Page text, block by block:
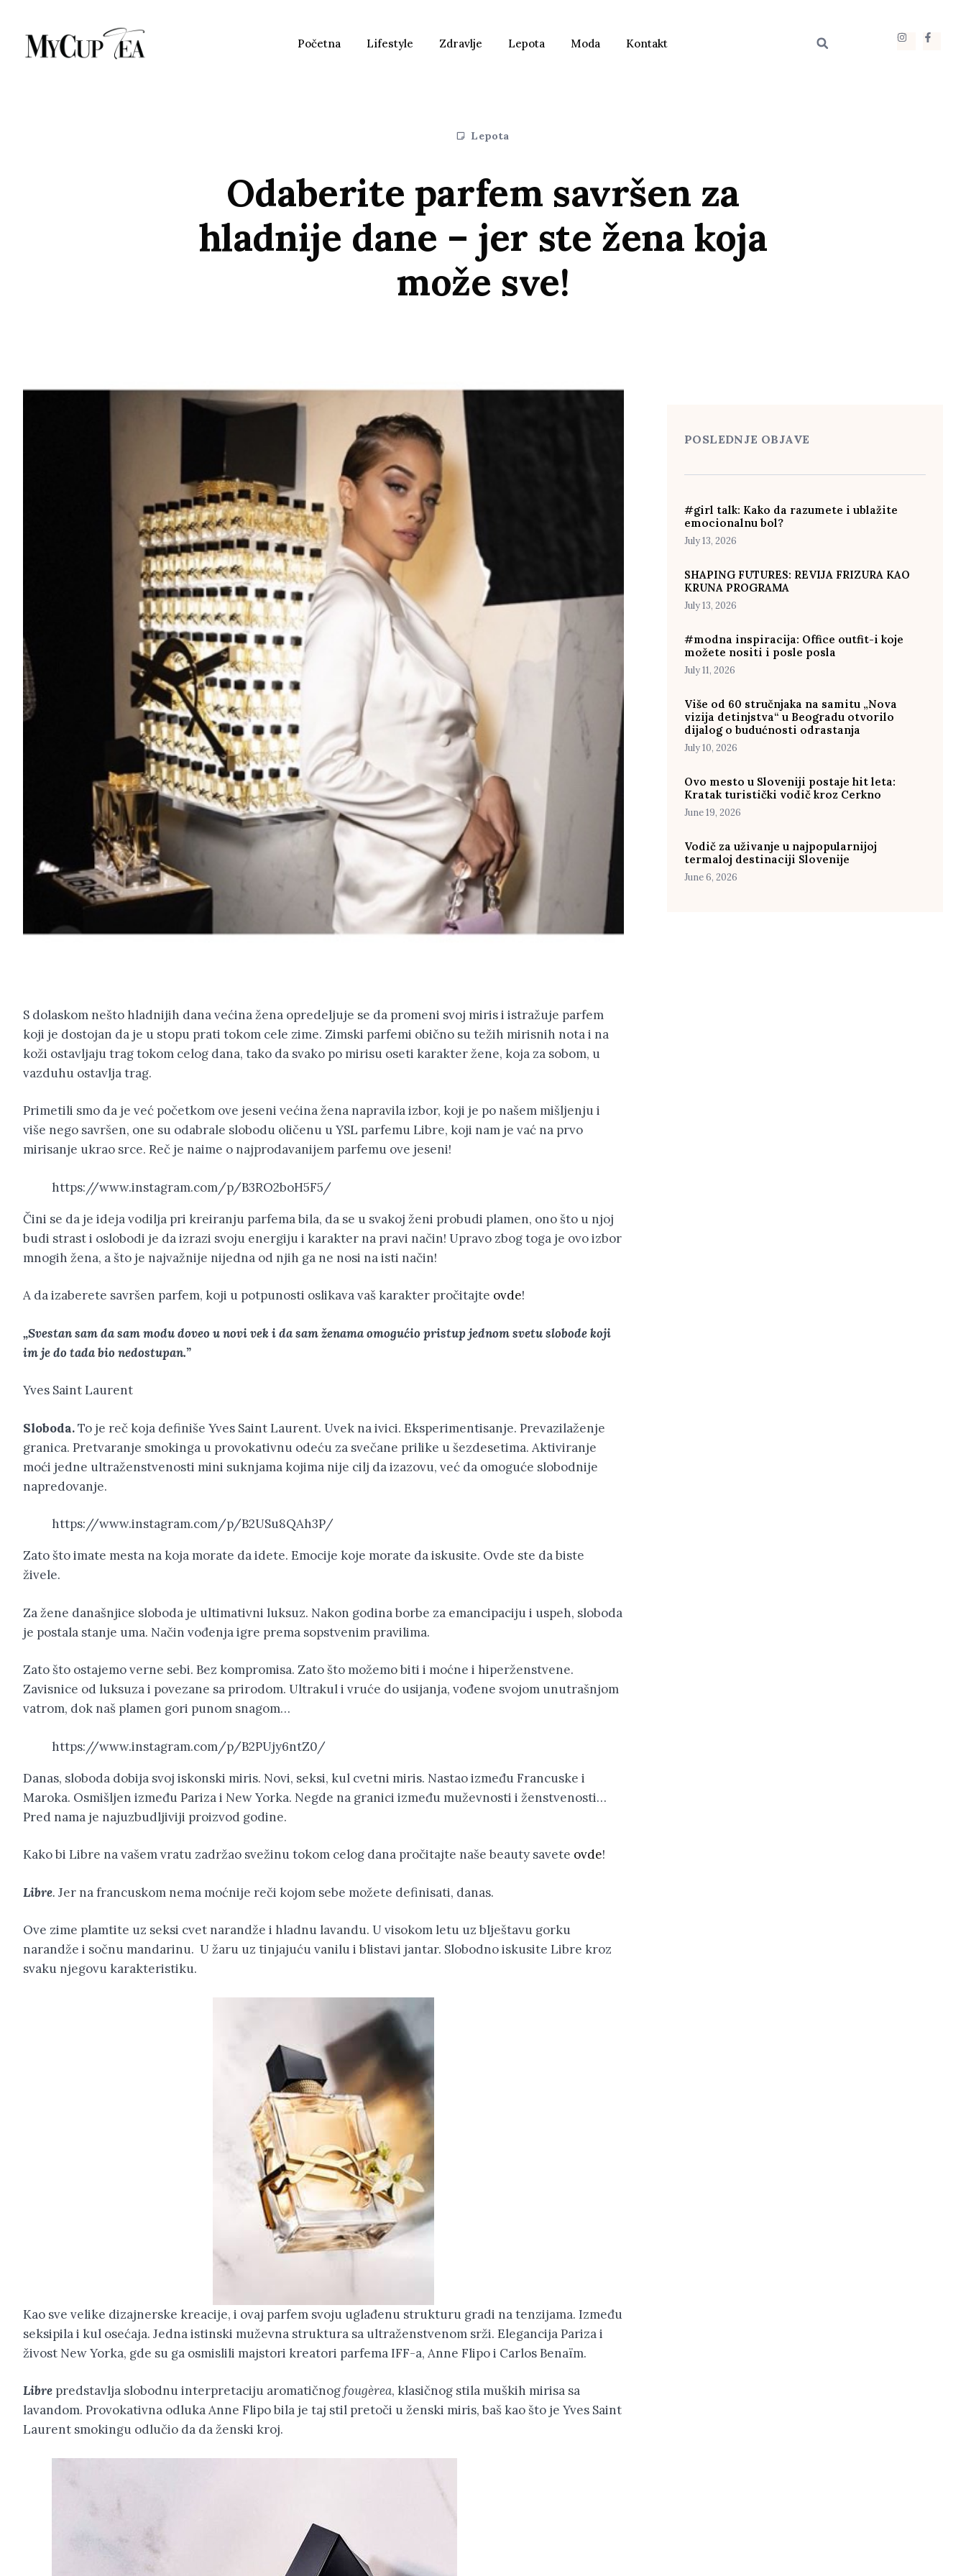
Početna Lifestyle Zdravlje Lepota Moda Kontakt
Lepota
Odaberite parfem savršen za
hladnije dane – jer ste žena koja
može sve!
S dolaskom nešto hladnijih dana većina žena opredeljuje se da promeni svoj miris i istražuje parfem
koji je dostojan da je u stopu prati tokom cele zime. Zimski parfemi obično su težih mirisnih nota i na
koži ostavljaju trag tokom celog dana, tako da svako po mirisu oseti karakter žene, koja za sobom, u
vazduhu ostavlja trag.
Primetili smo da je već početkom ove jeseni većina žena napravila izbor, koji je po našem mišljenju i
više nego savršen, one su odabrale slobodu oličenu u YSL parfemu Libre, koji nam je vać na prvo
mirisanje ukrao srce. Reč je naime o najprodavanijem parfemu ove jeseni!
https://www.instagram.com/p/B3RO2boH5F5/
Čini se da je ideja vodilja pri kreiranju parfema bila, da se u svakoj ženi probudi plamen, ono što u njoj
budi strast i oslobodi je da izrazi svoju energiju i karakter na pravi način! Upravo zbog toga je ovo izbor
mnogih žena, a što je najvažnije nijedna od njih ga ne nosi na isti način!
A da izaberete savršen parfem, koji u potpunosti oslikava vaš karakter pročitajte ovde!
„Svestan sam da sam modu doveo u novi vek i da sam ženama omogućio pristup jednom svetu slobode koji
im je do tada bio nedostupan.”
Yves Saint Laurent
Sloboda.To je reč koja definiše Yves Saint Laurent. Uvek na ivici. Eksperimentisanje. Prevazilaženje
granica. Pretvaranje smokinga u provokativnu odeću za svečane prilike u šezdesetima. Aktiviranje
moći jedne ultraženstvenosti mini suknjama kojima nije cilj da izazovu, već da omoguće slobodnije
napredovanje.
https://www.instagram.com/p/B2USu8QAh3P/
Zato što imate mesta na koja morate da idete. Emocije koje morate da iskusite. Ovde ste da biste
živele.
Za žene današnjice sloboda je ultimativni luksuz. Nakon godina borbe za emancipaciju i uspeh, sloboda
je postala stanje uma. Način vođenja igre prema sopstvenim pravilima.
Zato što ostajemo verne sebi. Bez kompromisa. Zato što možemo biti i moćne i hiperženstvene.
Zavisnice od luksuza i povezane sa prirodom. Ultrakul i vruće do usijanja, vođene svojom unutrašnjom
vatrom, dok naš plamen gori punom snagom…
https://www.instagram.com/p/B2PUjy6ntZ0/
Danas, sloboda dobija svoj iskonski miris. Novi, seksi, kul cvetni miris. Nastao između Francuske i
Maroka. Osmišljen između Pariza i New Yorka. Negde na granici između muževnosti i ženstvenosti…
Pred nama je najuzbudljiviji proizvod godine.
Kako bi Libre na vašem vratu zadržao svežinu tokom celog dana pročitajte naše beauty savete ovde!
Libre. Jer na francuskom nema moćnije reči kojom sebe možete definisati, danas.
Ove zime plamtite uz seksi cvet narandže i hladnu lavandu. U visokom letu uz blještavu gorku
narandže i sočnu mandarinu. U žaru uz tinjajuću vanilu i blistavi jantar. Slobodno iskusite Libre kroz
svaku njegovu karakteristiku.
Kao sve velike dizajnerske kreacije, i ovaj parfem svoju uglađenu strukturu gradi na tenzijama. Između
seksipila i kul osećaja. Jedna istinski muževna struktura sa ultraženstvenom srži. Elegancija Pariza i
živost New Yorka, gde su ga osmislili majstori kreatori parfema IFF-a, Anne Flipo i Carlos Benaïm.
Libre predstavlja slobodnu interpretaciju aromatičnogfougèrea, klasičnog stila muških mirisa sa
lavandom. Provokativna odluka Anne Flipo bila je taj stil pretoči u ženski miris, baš kao što je Yves Saint
Laurent smokingu odlučio da da ženski kroj.
POSLEDNJE OBJAVE
#girl talk: Kako da razumete i ublažite
emocionalnu bol?
July 13, 2026
SHAPING FUTURES: REVIJA FRIZURA KAO
KRUNA PROGRAMA
July 13, 2026
#modna inspiracija: Office outfit-i koje
možete nositi i posle posla
July 11, 2026
Više od 60 stručnjaka na samitu „Nova
vizija detinjstva“ u Beogradu otvorilo
dijalog o budućnosti odrastanja
July 10, 2026
Ovo mesto u Sloveniji postaje hit leta:
Kratak turistički vodič kroz Cerkno
June 19, 2026
Vodič za uživanje u najpopularnijoj
termaloj destinaciji Slovenije
June 6, 2026